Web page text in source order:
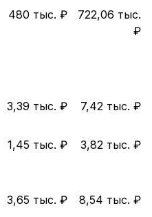
480 тыс. ₽
722,06 тыс.
₽
3,39 тыс. ₽ 7,42 тыс. ₽
1,45 тыс. ₽ 3,82 тыс. ₽
3,65 тыс. ₽ 8,54 тыс. ₽